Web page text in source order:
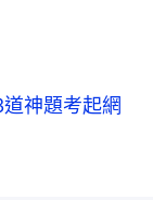
神題考起網